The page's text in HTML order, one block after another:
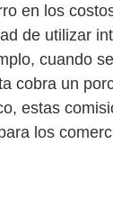
en los
de utilizar
cuando
cobra un
estas
los